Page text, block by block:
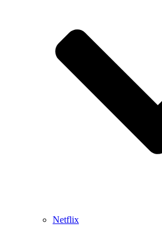
Netflix